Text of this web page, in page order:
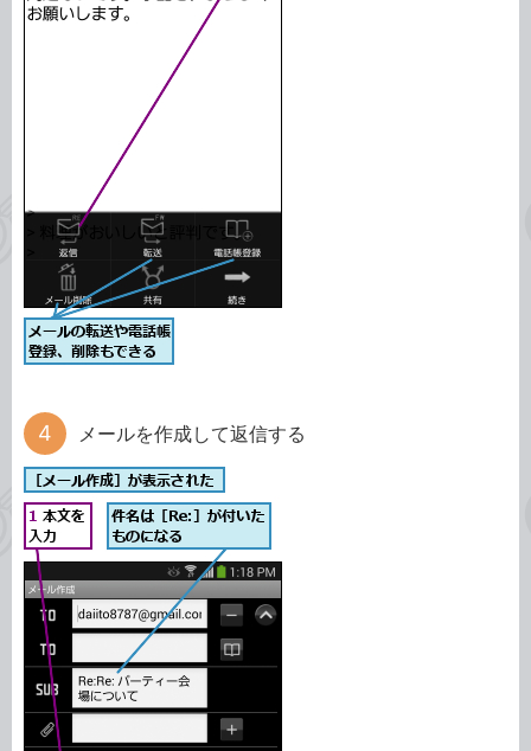
メールを作成して返信する